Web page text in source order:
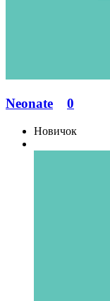
Neonate 0
Новичок